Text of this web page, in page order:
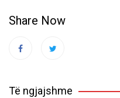
Share Now
Të ngjajshme